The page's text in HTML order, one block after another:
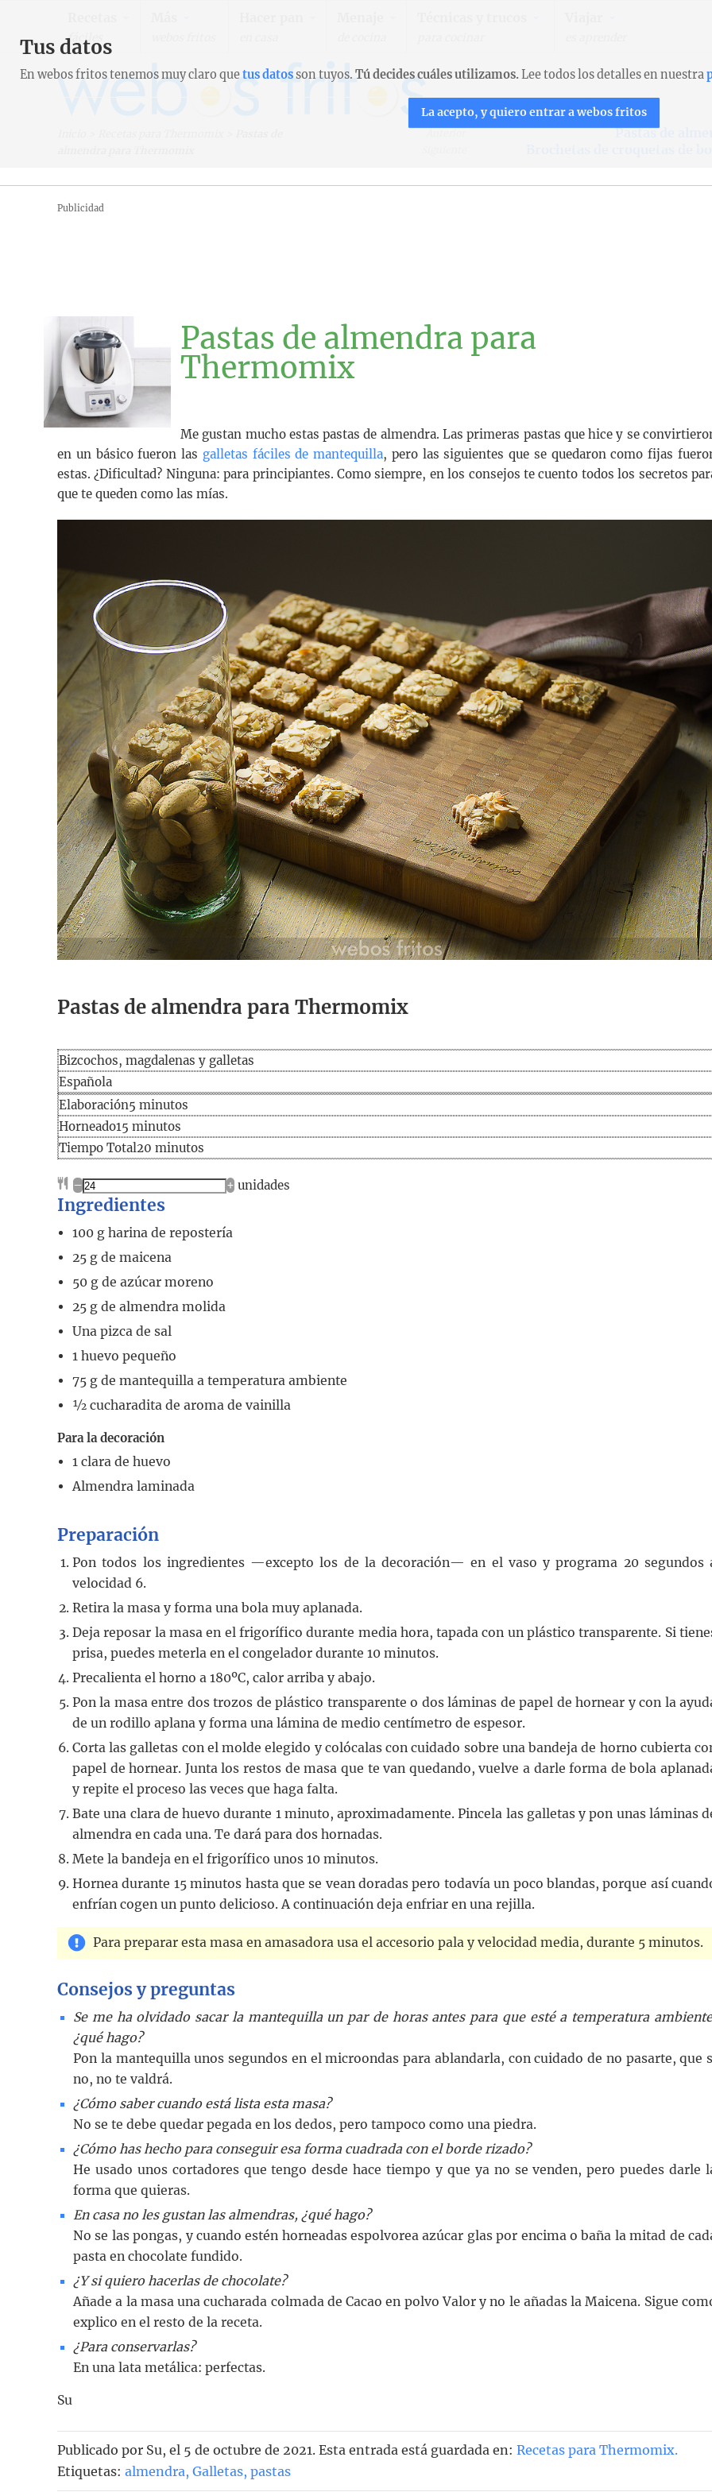
fáciles
Pastas de
Publicidad
Pastas de almendra para
Thermomix
Me gustan mucho estas pastas de almendra. Las primeras pastas que hice y se
en un básico fueron las galletas fáciles de mantequilla, pero las siguientes que se quedaron como fijas
estas. ¿Dificultad? Ninguna: para principiantes. Como siempre, en los consejos te cuento todos los secretos
que te queden como las mías.
Pastas de almendra para Thermomix
Bizcochos, magdalenas y galletas
Española
Elaboración
Elaboración5 minutos
minutos
Horneado15 minutos
minutos
Tiempo
Tiempo Total20 minutos
minutos
– + unidades
Ingredientes
100 g harina de repostería
25 g de maicena
50 g de azúcar moreno
25 g de almendra molida
Una pizca de sal
1 huevo pequeño
75 g de mantequilla a temperatura ambiente
½ cucharadita de aroma de vainilla
Para la decoración
1 clara de huevo
Almendra laminada
Preparación
Pon todos los ingredientes —excepto los de la decoración— en el vaso y programa 20 segundos
velocidad 6.
Retira la masa y forma una bola muy aplanada.
Deja reposar la masa en el frigorífico durante media hora, tapada con un plástico transparente. Si
prisa, puedes meterla en el congelador durante 10 minutos.
Precalienta el horno a 180ºC, calor arriba y abajo.
Pon la masa entre dos trozos de plástico transparente o dos láminas de papel de hornear y con la
de un rodillo aplana y forma una lámina de medio centímetro de espesor.
Corta las galletas con el molde elegido y colócalas con cuidado sobre una bandeja de horno cubierta
papel de hornear. Junta los restos de masa que te van quedando, vuelve a darle forma de bola
y repite el proceso las veces que haga falta.
Bate una clara de huevo durante 1 minuto, aproximadamente. Pincela las galletas y pon unas láminas
almendra en cada una. Te dará para dos hornadas.
Mete la bandeja en el frigorífico unos 10 minutos.
Hornea durante 15 minutos hasta que se vean doradas pero todavía un poco blandas, porque así
enfrían cogen un punto delicioso. A continuación deja enfriar en una rejilla.
Para preparar esta masa en amasadora usa el accesorio pala y velocidad media, durante 5 minutos.
Consejos y preguntas
Se me ha olvidado sacar la mantequilla un par de horas antes para que esté a temperatura
¿qué hago?
Pon la mantequilla unos segundos en el microondas para ablandarla, con cuidado de no pasarte, que
no, no te valdrá.
¿Cómo saber cuando está lista esta masa?
No se te debe quedar pegada en los dedos, pero tampoco como una piedra.
¿Cómo has hecho para conseguir esa forma cuadrada con el borde rizado?
He usado unos cortadores que tengo desde hace tiempo y que ya no se venden, pero puedes darle
forma que quieras.
En casa no les gustan las almendras, ¿qué hago?
No se las pongas, y cuando estén horneadas espolvorea azúcar glas por encima o baña la mitad de
pasta en chocolate fundido.
¿Y si quiero hacerlas de chocolate?
Añade a la masa una cucharada colmada de Cacao en polvo Valor y no le añadas la Maicena. Sigue
explico en el resto de la receta.
¿Para conservarlas?
En una lata metálica: perfectas.
Su
Publicado por Su, el 5 de octubre de 2021. Esta entrada está guardada en: Recetas para Thermomix.
Etiquetas: almendra, Galletas, pastas
Tus datos
En webos fritos tenemos muy claro quetus datosson tuyos. Tú decides cuáles utilizamos.Lee todos los detalles en nuestra
La acepto, y quiero entrar a webos fritos